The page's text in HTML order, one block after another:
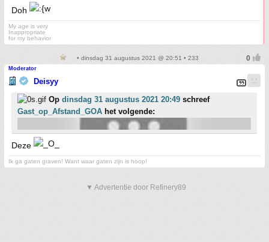
Doh
My age is very
Inappropriate
for my behavior
• dinsdag 31 augustus 2021 @ 20:51 • 233
Moderator
Deisyy
Op dinsdag 31 augustus 2021 20:49 schreef
Gast_op_Afstand_GOA het volgende:
Deze
Ik ga gaten graven! Want waar gaten zijn is hoop!
▼ Advertentie door Refinery89